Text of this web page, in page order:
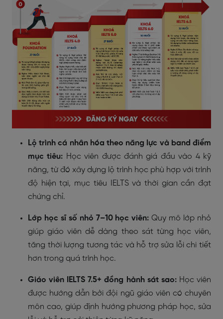
Lộ trình cá nhân hóa theo năng lực và band điểm
mục tiêu: Học viên được đánh giá đầu vào 4 kỹ
năng, từ đó xây dựng lộ trình học phù hợp với trình
độ hiện tại, mục tiêu IELTS và thời gian cần đạt
chứng chỉ.
Lớp học sĩ số nhỏ 7–10 học viên: Quy mô lớp nhỏ
giúp giáo viên dễ dàng theo sát từng học viên,
tăng thời lượng tương tác và hỗ trợ sửa lỗi chi tiết
hơn trong quá trình học.
Giáo viên IELTS 7.5+ đồng hành sát sao:Học viên
được hướng dẫn bởi đội ngũ giáo viên có chuyên
môn cao, giúp định hướng phương pháp học, sửa